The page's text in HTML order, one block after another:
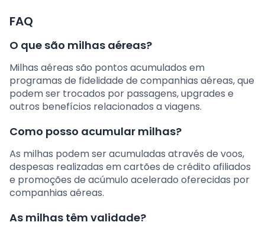
FAQ
O que são milhas aéreas?
Milhas aéreas são pontos acumulados em
programas de fidelidade de companhias aéreas, que
podem ser trocados por passagens, upgrades e
outros benefícios relacionados a viagens.
Como posso acumular milhas?
As milhas podem ser acumuladas através de voos,
despesas realizadas em cartões de crédito afiliados
e promoções de acúmulo acelerado oferecidas por
companhias aéreas.
As milhas têm validade?